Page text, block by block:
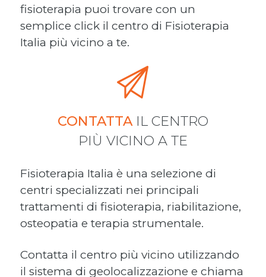
fisioterapia puoi trovare con un
semplice click il centro di Fisioterapia
Italia più vicino a te.
CONTATTAIL CENTRO
PIÙ VICINO A TE
Fisioterapia Italia è una selezione di
centri specializzati nei principali
trattamenti di fisioterapia, riabilitazione,
osteopatia e terapia strumentale.
Contatta il centro più vicino utilizzando
il sistema di geolocalizzazione e chiama